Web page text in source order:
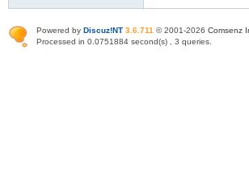
Powered by Discuz!NT 3.6.711 © 2001-2026 Comsenz
Processed in 0.0751884 second(s) , 3 queries.